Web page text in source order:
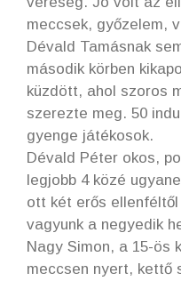
meccsek, győzelem,
Dévald Tamásnak
második körben
küzdött, ahol szoros
szerezte meg. 50
gyenge játékosok.
Dévald Péter okos,
legjobb 4 közé
ott két erős
vagyunk a negyedik
Nagy Simon, a 15-ös
meccsen nyert, kettő